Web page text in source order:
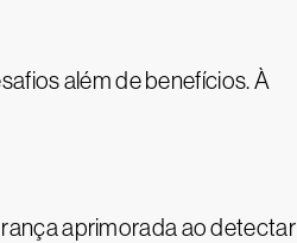
além de benefícios. À
aprimorada ao detectar